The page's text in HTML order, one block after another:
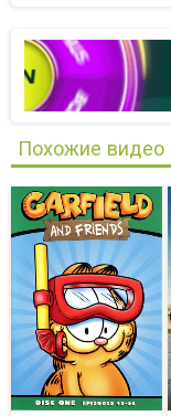
Похожие видео